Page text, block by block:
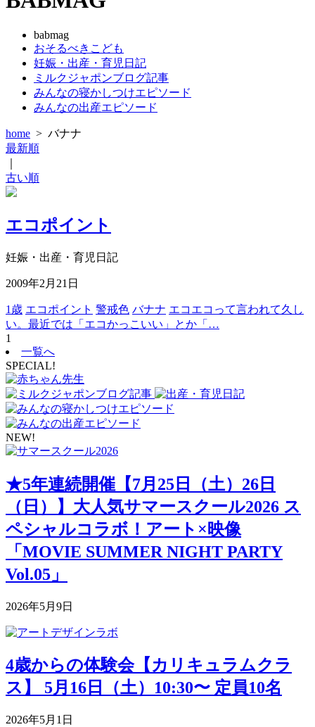
babmag
おそるべきこども
妊娠・出産・育児日記
ミルクジャポンブログ記事
みんなの寝かしつけエピソード
みんなの出産エピソード
home > バナナ
最新順
古い順
エコポイント
妊娠・出産・育児日記
2009年2月21日
1歳 エコポイント 警戒色 バナナ エコエコって言われて久し
い。最近では「エコかっこいい」とか「…
1
一覧へ
SPECIAL!
NEW!
★5年連続開催【7月25日（土）26日
（日）】大人気サマースクール2026 ス
ペシャルコラボ！アート×映像
「MOVIE SUMMER NIGHT PARTY
Vol.05」
2026年5月9日
4歳からの体験会【カリキュラムクラ
ス】 5月16日（土）10:30〜 定員10名
2026年5月1日